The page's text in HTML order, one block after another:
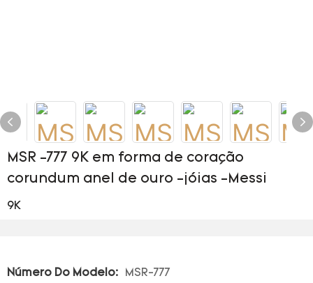
MSR -777 9K em forma de coração
corundum anel de ouro -jóias -Messi
9K
Número Do Modelo: MSR-777